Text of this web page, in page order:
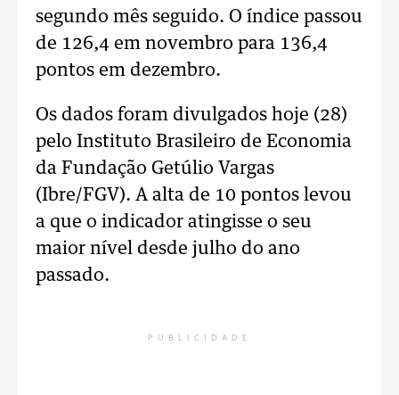
segundo mês seguido. O índice passou
de 126,4 em novembro para 136,4
pontos em dezembro.
Os dados foram divulgados hoje (28)
pelo Instituto Brasileiro de Economia
da Fundação Getúlio Vargas
(Ibre/FGV). A alta de 10 pontos levou
a que o indicador atingisse o seu
maior nível desde julho do ano
passado.
PUBLICIDADE